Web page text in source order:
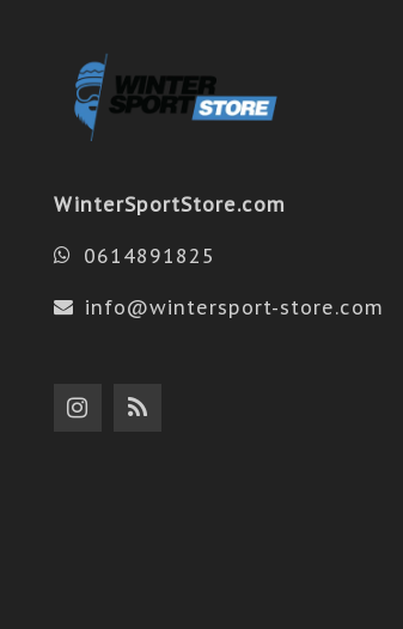
WinterSportStore.com
0614891825
info@wintersport-store.com